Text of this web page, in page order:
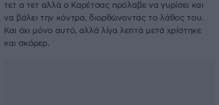
τετ α τετ αλλά ο Καρέτσας πρόλαβε να γυρίσει και
να βάλει την κόντρα, διορθώνοντας το λάθος του.
Και όχι μόνο αυτό, αλλά λίγα λεπτά μετά χρίστηκε
και σκόρερ.